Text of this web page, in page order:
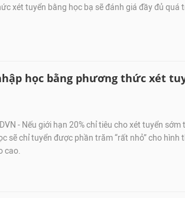
xét tuyển bằng học bạ sẽ đánh giá đầy đủ quá
học bằng phương thức xét
- Nếu giới hạn 20% chỉ tiêu cho xét tuyển
sẽ chỉ tuyển được phần trăm “rất nhỏ” cho hình
cao.